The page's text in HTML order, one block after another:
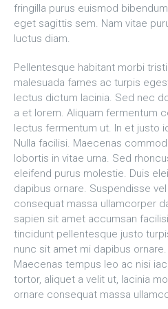
fringilla purus euismod
eget sagittis sem. Nam vitae
luctus diam.
Pellentesque habitant morbi
malesuada fames ac turpis
lectus dictum lacinia. Sed nec
a et lorem. Aliquam fermentum
lectus fermentum ut. In et justo
Nulla facilisi. Maecenas
lobortis in vitae urna. Sed
eleifend purus molestie. Duis
dapibus ornare. Suspendisse
consequat massa ullamcorper
sapien sit amet accumsan
tincidunt pellentesque justo
nunc sit amet mi dapibus
Maecenas tempus leo ac nisi
tortor, aliquet a velit ut, lacinia
ornare consequat massa